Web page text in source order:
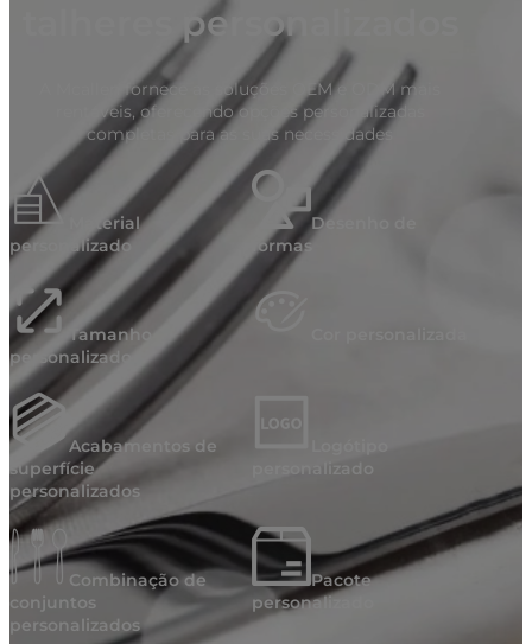
talheres personalizados
A Mcallen fornece as soluções OEM e ODM mais
rentáveis, oferecendo opções personalizadas
completas para as suas necessidades
Material
personalizado
Desenho de
formas
Tamanho
personalizado
Acabamentos de
superfície
personalizados
Combinação de
conjuntos
personalizados
Pacote
personalizado